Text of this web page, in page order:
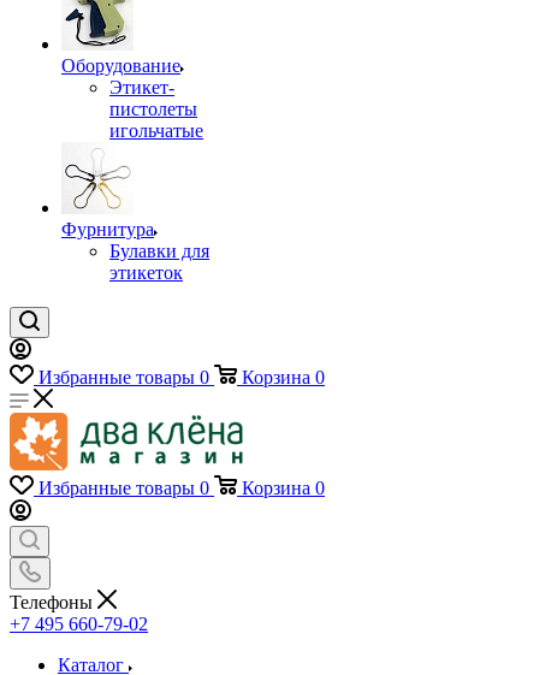
Оборудование
Этикет-
пистолеты
игольчатые
Фурнитура
Булавки для
этикеток
Избранные товары 0 Корзина 0
Избранные товары 0 Корзина 0
Телефоны
+7 495 660-79-02
Каталог